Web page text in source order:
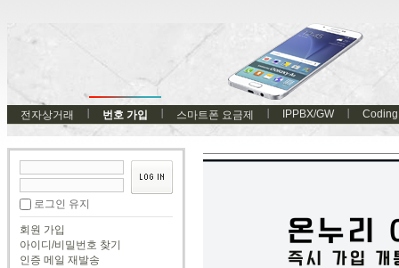
전자상거래 번호 가입 스마트폰 요금제 IPPBX/GW Coding
로그인 유지
회원 가입
아이디/비밀번호 찾기
인증 메일 재발송